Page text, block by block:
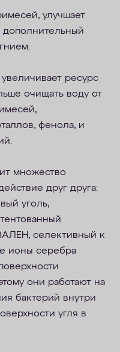
улучшает
дополнительный
ресурс
очищать воду от
фенола, и
множество
друг друга:
уголь,
, селективный к
ионы серебра
они работают на
бактерий внутри
угля в